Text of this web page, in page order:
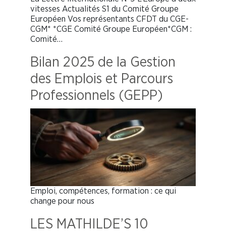
vitesses Actualités S1 du Comité Groupe
Européen Vos représentants CFDT du CGE-
CGM* *CGE Comité Groupe Européen*CGM :
Comité…
Bilan 2025 de la Gestion
des Emplois et Parcours
Professionnels (GEPP)
Emploi, compétences, formation : ce qui
change pour nous
LES MATHILDE’S 10